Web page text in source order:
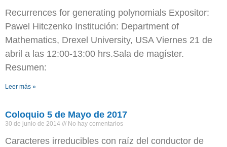
Recurrences for generating polynomials Expositor:
Pawel Hitczenko Institución: Department of
Mathematics, Drexel University, USA Viernes 21 de
abril a las 12:00-13:00 hrs.Sala de magíster.
Resumen:
Leer más »
Coloquio 5 de Mayo de 2017
30 de junio de 2014 No hay comentarios
Caracteres irreducibles con raíz del conductor de